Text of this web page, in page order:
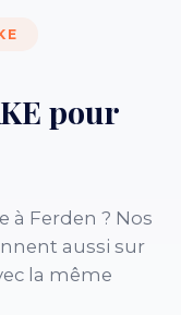
pour
à Ferden ? Nos
aussi sur
la même